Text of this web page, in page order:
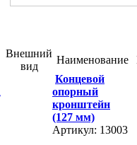
Внешний
вид
Наименование
Концевой
опорный
кронштейн
(127 мм)
Артикул: 13003